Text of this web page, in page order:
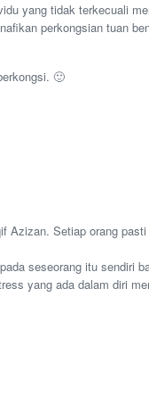
yang tidak terkecuali
perkongsian tuan
🙂
Azizan. Setiap orang
seseorang itu sendiri
yang ada dalam diri